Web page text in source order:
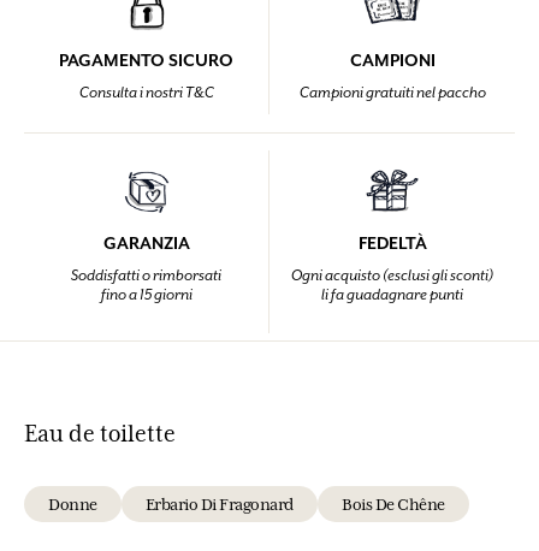
PAGAMENTO SICURO
Consulta i nostri T&C
CAMPIONI
Campioni gratuiti nel paccho
GARANZIA
Soddisfatti o rimborsati
fino a 15 giorni
FEDELTÀ
Ogni acquisto (esclusi gli sconti)
li fa guadagnare punti
Eau de toilette
Donne Erbario Di Fragonard Bois De Chêne